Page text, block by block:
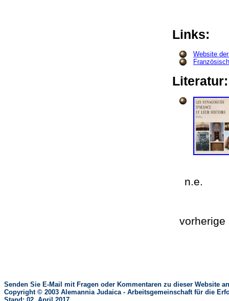
Links:
Website
Senden Sie E-Mail mit Fragen oder Kommentaren zu dieser Website
Copyright © 2003 Alemannia Judaica - Arbeitsgemeinschaft für die